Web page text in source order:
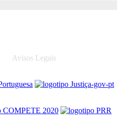
Avisos Legais